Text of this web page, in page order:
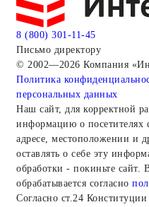
8 (800) 301-11-45
Письмо директору
© 2002—2026 Компания
Политика
персональных данных
Наш сайт, для корректной
информацию о посетителях
адресе, местоположении и
оставлять о себе эту
обработки - покиньте сайт.
обрабатывается согласно
Согласно ст.24